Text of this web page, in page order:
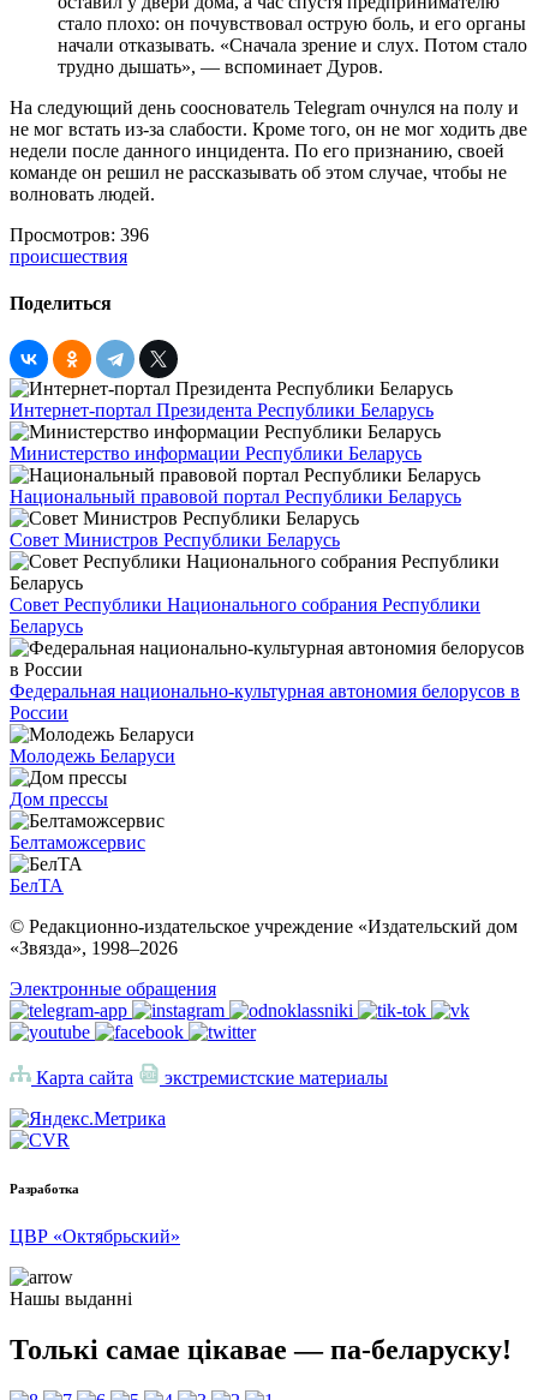
стало плохо: он почувствовал острую боль, и его органы
начали отказывать. «Сначала зрение и слух. Потом стало
трудно дышать», — вспоминает Дуров.
На следующий день сооснователь Telegram очнулся на полу и
не мог встать из-за слабости. Кроме того, он не мог ходить две
недели после данного инцидента. По его признанию, своей
команде он решил не рассказывать об этом случае, чтобы не
волновать людей.
Просмотров: 396
происшествия
Поделиться
Интернет-портал Президента Республики Беларусь
Министерство информации Республики Беларусь
Национальный правовой портал Республики Беларусь
Совет Министров Республики Беларусь
Совет Республики Национального собрания Республики
Беларусь
Федеральная национально-культурная автономия белорусов в
России
Молодежь Беларуси
Дом прессы
Белтаможсервис
БелТА
© Редакционно-издательское учреждение «Издательский дом
«Звязда», 1998–2026
Электронные обращения
Карта сайта экстремистские материалы
Разработка
ЦВР «Октябрьский»
Нашы выданні
Толькі самае цікавае — па-беларуску!